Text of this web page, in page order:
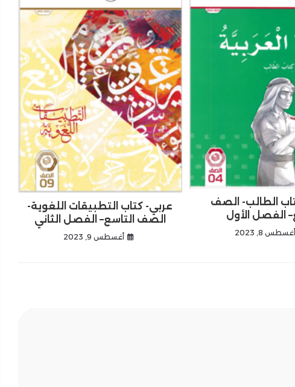
عربي- كتاب التطبيقات اللغوية-
الصف التاسع– الفصل الثاني
أغسطس 9, 2023
الطالب- الصف
الفصل الأول
أغسطس 8, 2023